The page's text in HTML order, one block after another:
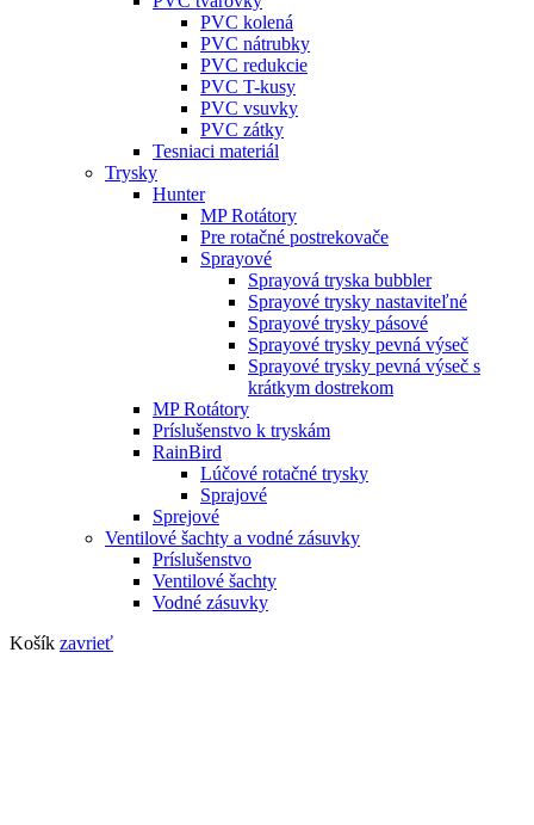
PVC kolená
PVC nátrubky
PVC redukcie
PVC T-kusy
PVC vsuvky
PVC zátky
Tesniaci materiál
Trysky
Hunter
MP Rotátory
Pre rotačné postrekovače
Sprayové
Sprayová tryska bubbler
Sprayové trysky nastaviteľné
Sprayové trysky pásové
Sprayové trysky pevná výseč
Sprayové trysky pevná výseč s
krátkym dostrekom
MP Rotátory
Príslušenstvo k tryskám
RainBird
Lúčové rotačné trysky
Sprajové
Sprejové
Ventilové šachty a vodné zásuvky
Príslušenstvo
Ventilové šachty
Vodné zásuvky
Košík zavrieť